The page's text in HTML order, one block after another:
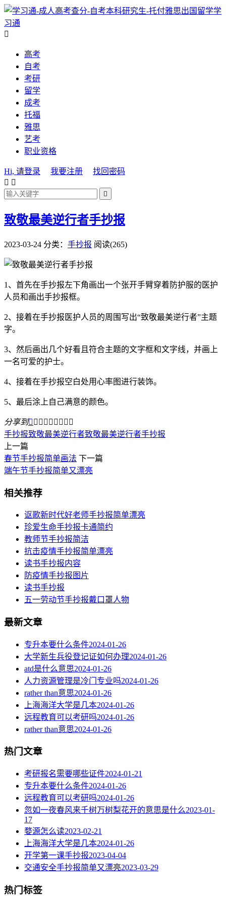
学
习通

高考
自考
考研
留学
成考
托福
雅思
艺考
职业资格
Hi, 请登录 我要注册
找回密码
 

致敬最美逆行者手抄报
2023-03-24 分类： 手抄报 阅读(265)
1、首先在手抄报左下角画出一个张开手臂穿着防护服的医护
人员和画出手抄报框。
2、接着在手抄报医护人员的周围写出“致敬最美逆行者”主题
字。
3、然后画出几个好看且符合主题的文字框和文字线，并画上
一名可爱的护士。
4、接着在手抄报空白处用心率图进行装饰。
5、最后涂上自己满意的颜色。
分享到        
手抄报致敬最美逆行者致敬最美逆行者手抄报
上一篇
春节手抄报简单画法 下一篇
端午节手抄报简单又漂亮
相关推荐
讴歌新时代好老师手抄报简单漂亮
珍爱生命手抄报卡通简约
教师节手抄报简洁
抗击疫情手抄报简单漂亮
读书手抄报内容
​防疫情手抄报图片
读书手抄报
五一劳动节手抄报戴口罩人物
最新文章
专升本要什么条件2024-01-26
大学新生兵役登记证如何办理2024-01-26
atd是什么意思2024-01-26
人力资源管理是冷门专业吗2024-01-26
rather than意思2024-01-26
上海海洋大学是几本2024-01-26
远程教育可以考研吗2024-01-26
rather than意思2024-01-26
热门文章
考研报名需要哪些证件2024-01-21
专升本要什么条件2024-01-26
远程教育可以考研吗2024-01-26
忽如一夜春风来千树万树梨花开的意思是什么2023-01-
17
婺源怎么读2023-02-21
上海海洋大学是几本2024-01-26
开学第一课手抄报2023-04-04
交通安全手抄报简单又漂亮2023-03-29
热门标签